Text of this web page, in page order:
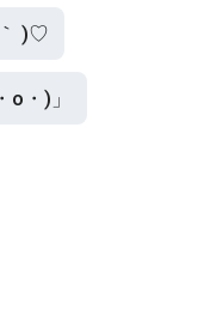
)♡
o・)」